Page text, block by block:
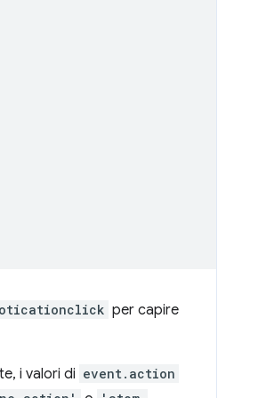
per capire
i valori di event.action